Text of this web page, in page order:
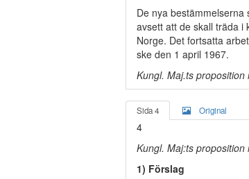
De nya
avsett att de skall träda i
Norge. Det fortsatta
ske den 1 april 1967.
Kungl. Maj.ts
Sida 4 Original
4
Kungl. Maj:ts proposition
1) Förslag